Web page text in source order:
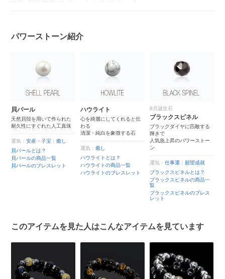
パワーストーン紹介
貝パール
天然貝殻を用いて作られた
耐久性にすぐれた人工真珠
運気：安産・子宝 ｜癒し
貝パールとは？
貝パールの商品一覧
貝パールのブレスレット
ハウライト
心を綺麗にしてくれると伝
わる
清潔・純白を象徴する石
運気：癒し
ハウライトとは？
ハウライトの商品一覧
ハウライトのブレスレット
8月誕生石
ブラックスピネル
ブラックダイヤに匹敵する
輝きで
人気急上昇のパワーストー
ン
運気： 仕事運
願望成就
ブラックスピネルとは？
ブラックスピネルの商品一
覧
ブラックスピネルのブレス
レット
このアイテムを見た人はこんなアイテムを見ています